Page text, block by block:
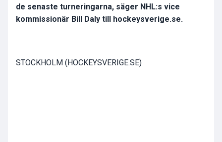
de senaste turneringarna, säger NHL:s vice
kommissionär Bill Daly till hockeysverige.se.
STOCKHOLM (HOCKEYSVERIGE.SE)